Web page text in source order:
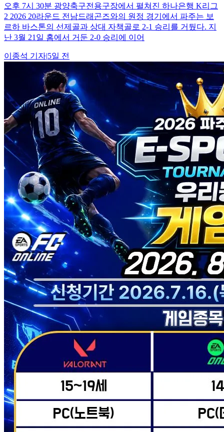
오후 7시 30분 광양축구전용구장에서 펼쳐진 하나은행 K리그
2 2026 20라운드 전남드래곤즈와의 원정 경기에서 파주는 보
르하 바스톤의 선제골과 상대 자책골로 2-1 승리를 거뒀다. 지
난 3월 21일 홈에서 거둔 2-0 승리에 이어
이종석 기자|5일 전